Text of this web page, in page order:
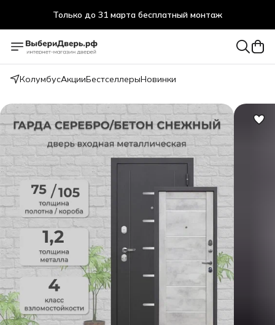
Только до 31 марта бесплатный монтаж
КолумбусАкцииБестселлерыНовинки